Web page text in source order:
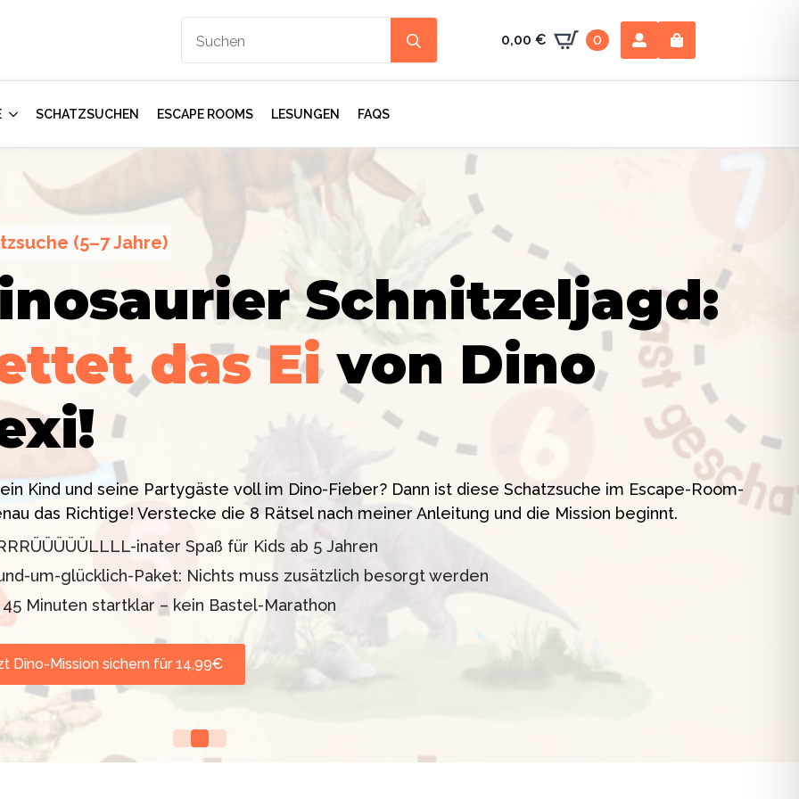
0,00 € 0
SCHATZSUCHEN ESCAPE ROOMS LESUNGEN FAQS
–
TV-Profi (ZDF "1, 2
Rooms zum
(5–7 Jahre)
Schnitzeljagd:
das Ei von Dino
Kind und seine Partygäste voll im Dino-Fieber? Dann ist diese Schatzsuche im Escape-Room-
das Richtige! Verstecke die 8 Rätsel nach meiner Anleitung und die Mission beginnt.
inater Spaß für Kids ab 5 Jahren
um-glücklich-Paket: Nichts muss zusätzlich besorgt werden
45 Minuten startklar – kein Bastel-Marathon
Dino-Mission sichern für 14,99€
Im
High-Tech Labor! Unser 24-seitiges PDF enthält
Knackt den Fall in 90 Minuten!
12–99 Jahre)
inklusive
werden